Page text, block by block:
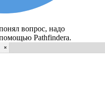
вопрос, надо
Pathfindera.